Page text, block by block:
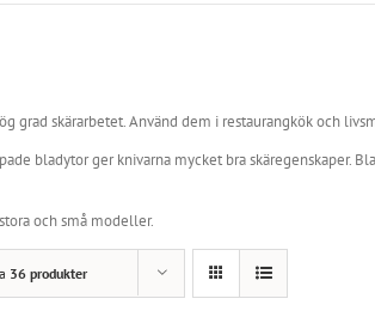
grad skärarbetet. Använd dem i restaurangkök och
bladytor ger knivarna mycket bra skäregenskaper.
och små modeller.
36 produkter